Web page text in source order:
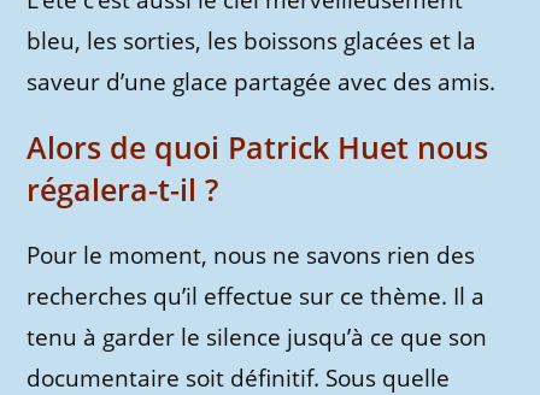
bleu, les sorties, les boissons glacées et la
saveur d’une glace partagée avec des amis.
Alors de quoi Patrick Huet nous
régalera-t-il ?
Pour le moment, nous ne savons rien des
recherches qu’il effectue sur ce thème. Il a
tenu à garder le silence jusqu’à ce que son
documentaire soit définitif. Sous quelle